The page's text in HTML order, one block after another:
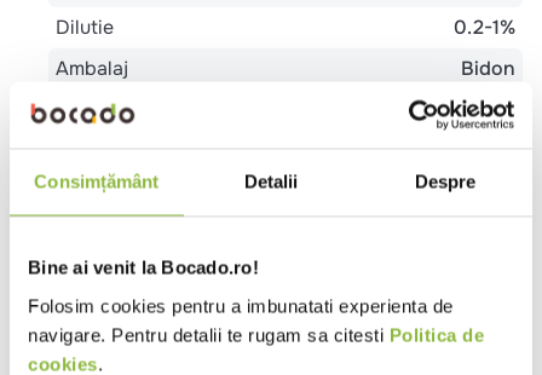
Consimțământ Detalii Despre
Bine ai venit la Bocado.ro!
Folosim cookies pentru a imbunatati experienta de
navigare. Pentru detalii te rugam sa citesti Politica de
cookies.
Dilutie
0.2-1%
Ambalaj
Bidon
Ingrediente
Agenti tensioactivi, solventi, parfumuri, vopsele,
Instructiuni pentru utilizare
PODELE: Diluati 0.2-1% din produs in apa. Spalati in
mod obisnuit.